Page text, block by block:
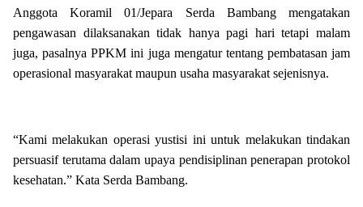
Anggota Koramil 01/Jepara Serda Bambang mengatakan
pengawasan dilaksanakan tidak hanya pagi hari tetapi malam
juga, pasalnya PPKM ini juga mengatur tentang pembatasan jam
operasional masyarakat maupun usaha masyarakat sejenisnya.
“Kami melakukan operasi yustisi ini untuk melakukan tindakan
persuasif terutama dalam upaya pendisiplinan penerapan protokol
kesehatan.” Kata Serda Bambang.